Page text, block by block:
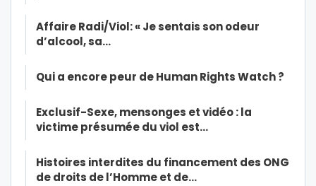
Affaire Radi/Viol: « Je sentais son odeur
d’alcool, sa…
Qui a encore peur de Human Rights Watch ?
Exclusif-Sexe, mensonges et vidéo : la
victime présumée du viol est…
Histoires interdites du financement des ONG
de droits de l’Homme et de…